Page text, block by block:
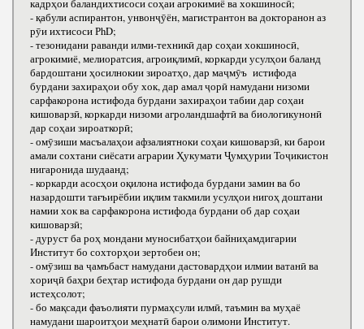
кадрҳои баландихтисоси соҳаи агрокимиё ва хокшиносӣ;
- қабули аспирантон, унвонҷӯён, магистрантон ва докторанон аз
рӯи ихтисоси РhD;
- тезонидани раванди илми-техникӣ дар соҳаи хокшиносӣ,
агрокимиё, мелиоратсия, агроиқлимӣ, коркарди усулҳои баланд
бардоштани ҳосилнокии зироатҳо, дар маҷмӯъ истифода
бурдани захираҳои обу хок, дар амал ҷорӣ намудани низоми
сарфакорона истифода бурдани захираҳои табии дар соҳаи
кишоварзӣ, коркарди низоми агроландшафтӣ ва биологикунонӣ
дар соҳаи зироаткорӣ;
- омӯзиши масъалаҳои афзалиятноки соҳаи кишоварзӣ, ки барои
амали сохтани сиёсати аграрии Ҳукумати Ҷумҳурии Тоҷикистон
нигаронида шудаанд;
- коркарди асосҳои оқилона истифода бурдани замин ва бо
назардошти тағъирёбии иқлим такмили усулҳои нигоҳ доштани
намии хок ва сарфакорона истифода бурдани об дар соҳаи
кишоварзӣ;
- дуруст ба роҳ мондани муносибатҳои байниҳамдигарии
Институт бо сохторҳои зертобеи он;
- омӯзиш ва ҷамъбаст намудани дастовардҳои илмии ватанӣ ва
хориҷӣ баҳри беҳтар истифода бурдани он дар рушди
истеҳсолот;
- бо мақсади фаъолияти пурмаҳсули илмӣ, таъмин ва муҳаё
намудани шароитҳои меҳнатӣ барои олимони Институт.